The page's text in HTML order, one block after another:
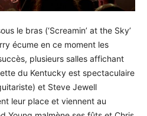
le bras (‘Screamin’ at the Sky’
écume en ce moment les
plusieurs salles affichant
du Kentucky est spectaculaire
et Steve Jewell
leur place et viennent au